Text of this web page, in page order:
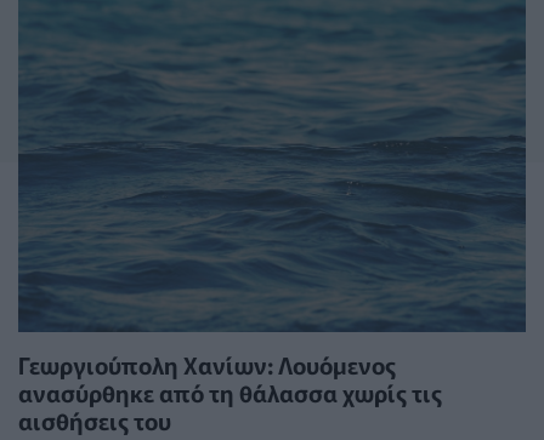
Γεωργιούπολη Χανίων: Λουόμενος
ανασύρθηκε από τη θάλασσα χωρίς τις
αισθήσεις του